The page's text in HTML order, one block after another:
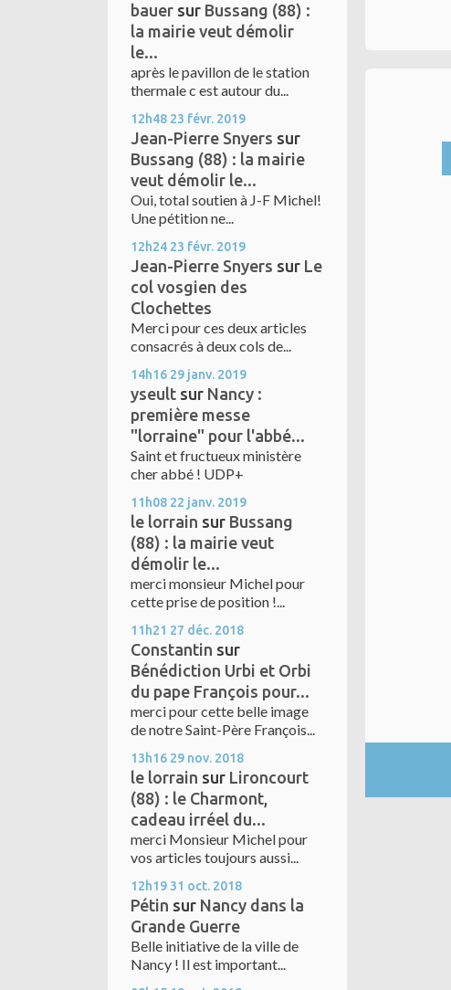
bauer sur Bussang (88) :
la mairie veut démolir
le...
après le pavillon de le station
thermale c est autour du...
12h48 23 févr. 2019
Jean-Pierre Snyers sur
Bussang (88) : la mairie
veut démolir le...
Oui, total soutien à J-F Michel!
Une pétition ne...
12h24 23 févr. 2019
Jean-Pierre Snyers sur Le
col vosgien des
Clochettes
Merci pour ces deux articles
consacrés à deux cols de...
14h16 29 janv. 2019
yseult sur Nancy :
première messe
"lorraine" pour l'abbé...
Saint et fructueux ministère
cher abbé ! UDP+
11h08 22 janv. 2019
le lorrain sur Bussang
(88) : la mairie veut
démolir le...
merci monsieur Michel pour
cette prise de position !...
11h21 27 déc. 2018
Constantin sur
Bénédiction Urbi et Orbi
du pape François pour...
merci pour cette belle image
de notre Saint-Père François...
13h16 29 nov. 2018
le lorrain sur Lironcourt
(88) : le Charmont,
cadeau irréel du...
merci Monsieur Michel pour
vos articles toujours aussi...
12h19 31 oct. 2018
Pétin sur Nancy dans la
Grande Guerre
Belle initiative de la ville de
Nancy ! Il est important...